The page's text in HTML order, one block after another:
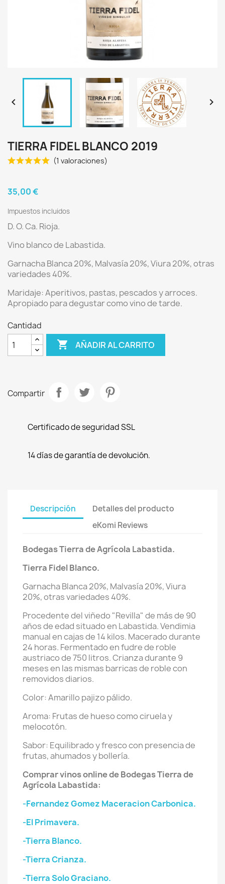
 
TIERRA FIDEL BLANCO 2019
(1 valoraciones)
35,00 €
Impuestos incluidos
D. O. Ca. Rioja.
Vino blanco de Labastida.
Garnacha Blanca 20%, Malvasía 20%, Viura 20%, otras
variedades 40%.
Maridaje:Aperitivos, pastas, pescados y arroces.
Apropiado para degustar como vino de tarde.
Cantidad
 AÑADIR AL CARRITO
Compartir
Certificado de seguridad SSL
14 días de garantía de devolución.
Descripción
Detalles del producto
eKomi Reviews
Bodegas Tierra de Agrícola Labastida.
Tierra Fidel Blanco.
Garnacha Blanca 20%, Malvasía 20%, Viura
20%, otras variedades 40%.
Procedente del viñedo "Revilla" de más de 90
años de edad situado en Labastida. Vendimia
manual en cajas de 14 kilos. Macerado durante
24 horas. Fermentado en fudre de roble
austriaco de 750 litros. Crianza durante 9
meses en las mismas barricas de roble con
removidos diarios.
Color: Amarillo pajizo pálido.
Aroma: Frutas de hueso como ciruela y
melocotón.
Sabor: Equilibrado y fresco con presencia de
frutas, ahumados y bollería.
Comprar vinos online de Bodegas Tierra de
Agrícola Labastida:
-Fernandez Gomez Maceracion Carbonica.
-El Primavera.
-Tierra Blanco.
-Tierra Crianza.
-Tierra Solo Graciano.